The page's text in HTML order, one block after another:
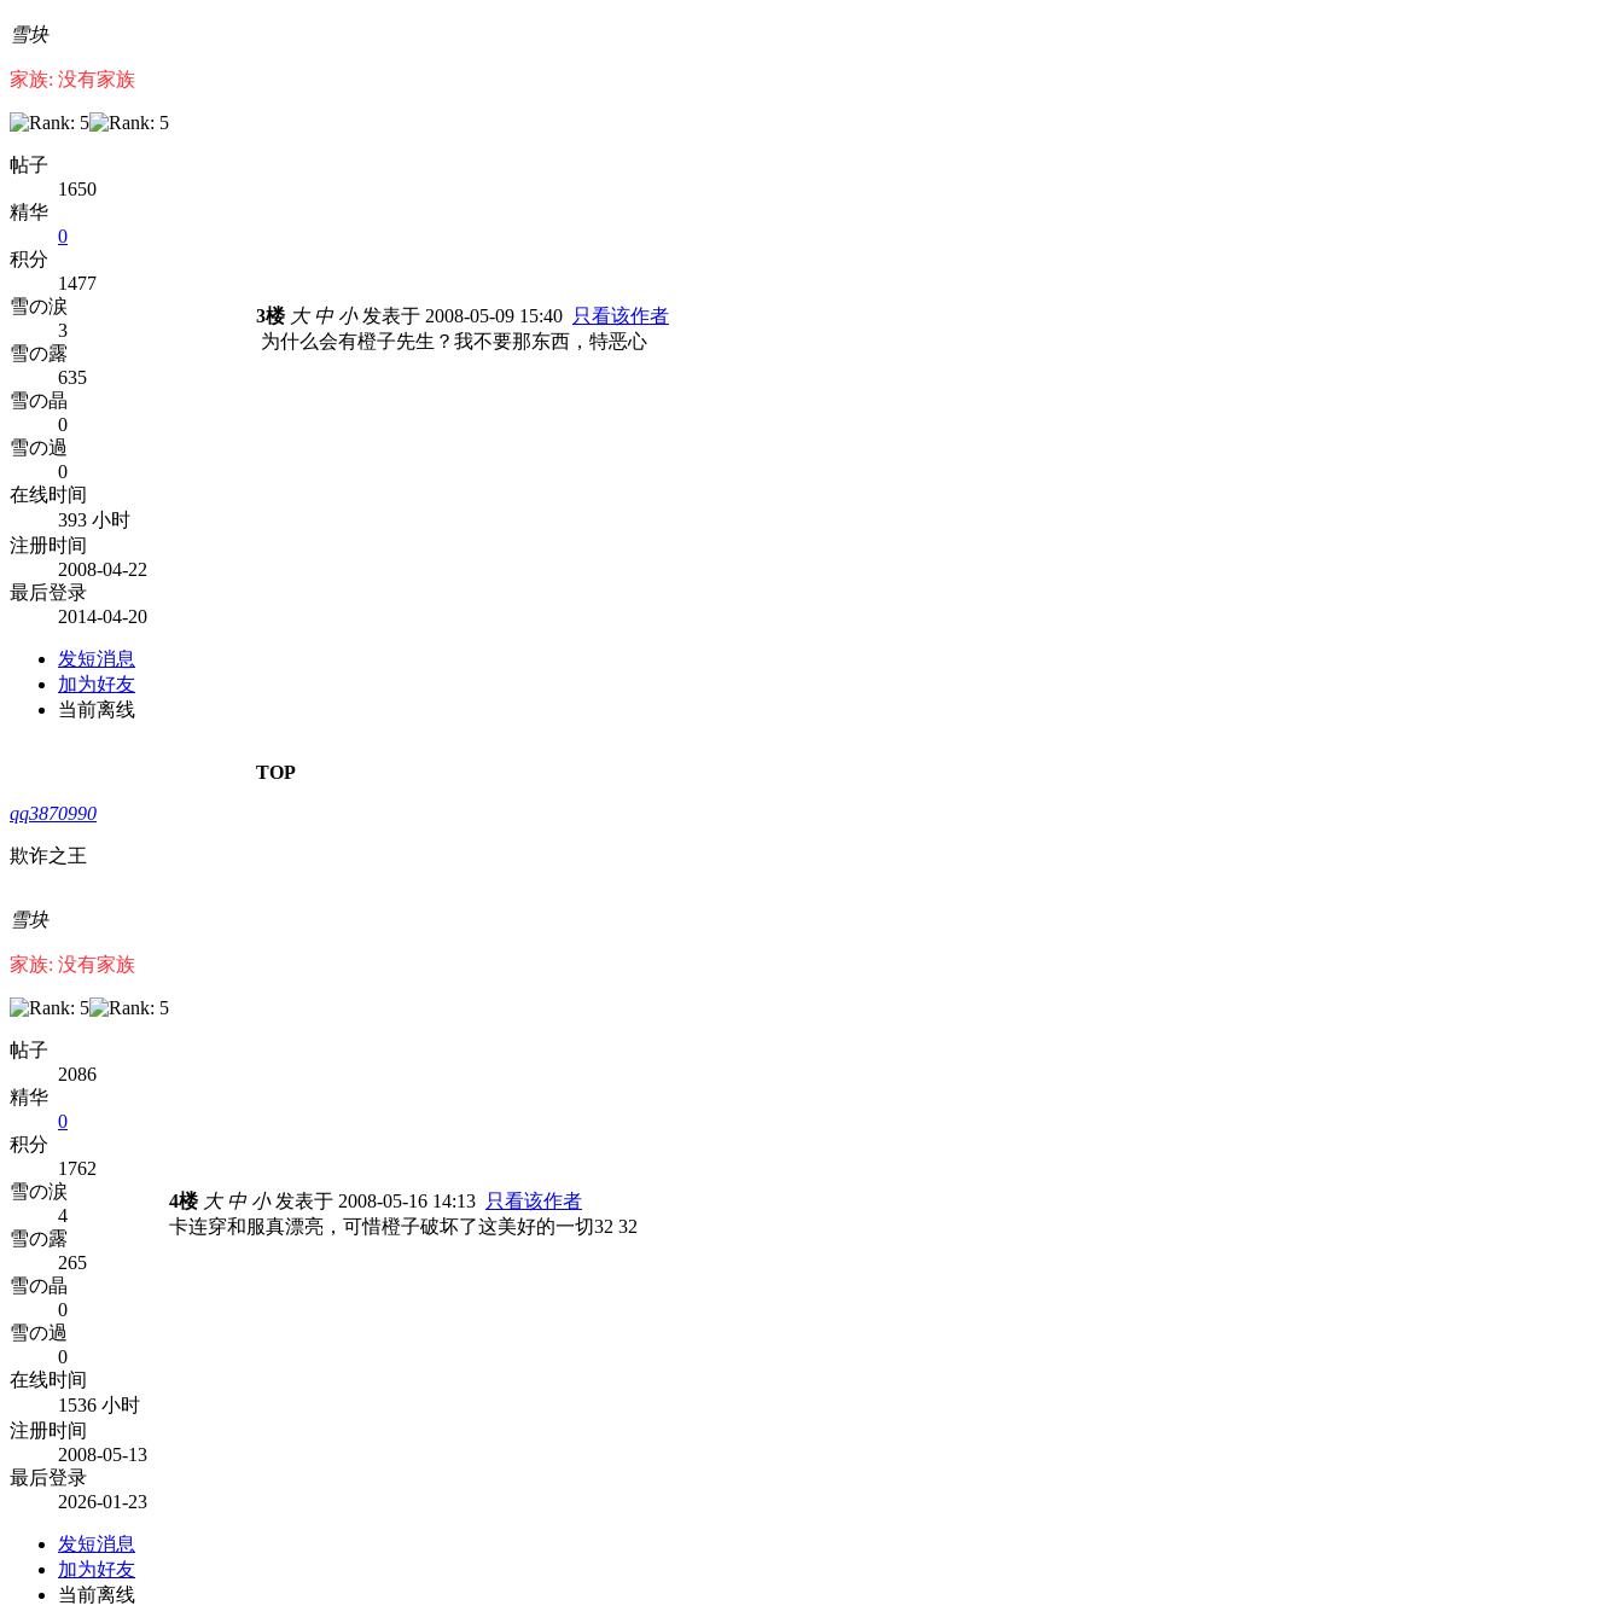
雪块
家族: 没有家族
帖子
1650
精华
0
积分
1477
雪の涙
3
雪の露
635
雪の晶
0
雪の過
0
在线时间
393 小时
注册时间
2008-04-22
最后登录
2014-04-20
发短消息
加为好友
当前离线
3楼 大 中 小发表于 2008-05-09 15:40 只看该作者
为什么会有橙子先生？我不要那东西，特恶心
TOP
qq3870990
欺诈之王
雪块
家族: 没有家族
帖子
2086
精华
0
积分
1762
雪の涙
4
雪の露
265
雪の晶
0
雪の過
0
在线时间
1536 小时
注册时间
2008-05-13
最后登录
2026-01-23
发短消息
加为好友
当前离线
4楼 大 中 小发表于 2008-05-16 14:13 只看该作者
卡连穿和服真漂亮，可惜橙子破坏了这美好的一切32 32